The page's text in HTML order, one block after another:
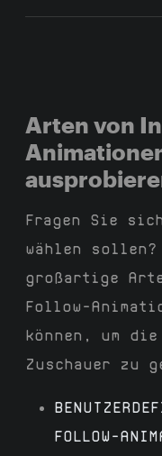
Arten von
Fragen Sie
wählen
großartige
Follow-
können, um
Zuschauer zu
FOLLOW-